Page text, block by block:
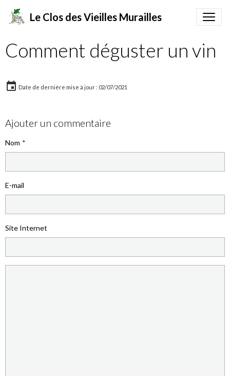
Le Clos des Vieilles Murailles
Comment déguster un vin
Date de dernière mise à jour : 02/07/2021
Ajouter un commentaire
Nom
E-mail
Site Internet